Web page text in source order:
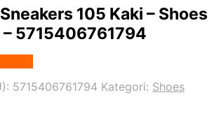
105 Kaki – Shoes
5715406761794
5715406761794 Kategori: Shoes